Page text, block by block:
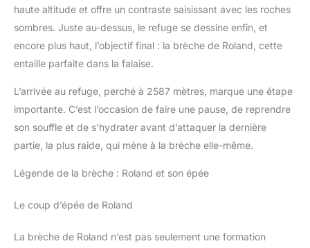
haute altitude et offre un contraste saisissant avec les roches
sombres. Juste au-dessus, le refuge se dessine enfin, et
encore plus haut, l’objectif final : la brèche de Roland, cette
entaille parfaite dans la falaise.
L’arrivée au refuge, perché à 2587 mètres, marque une étape
importante. C’est l’occasion de faire une pause, de reprendre
son souffle et de s’hydrater avant d’attaquer la dernière
partie, la plus raide, qui mène à la brèche elle-même.
Légende de la brèche : Roland et son épée
Le coup d’épée de Roland
La brèche de Roland n’est pas seulement une formation